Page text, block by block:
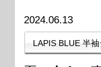
2024.06.13
LAPIS BLUE 半